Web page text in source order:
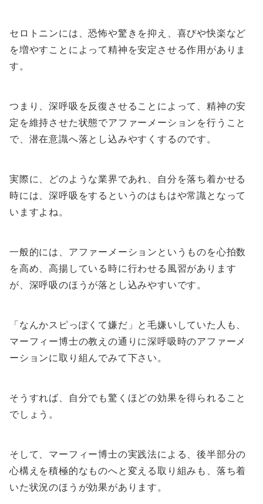
セロトニンには、恐怖や驚きを抑え、喜びや快楽など
を増やすことによって精神を安定させる作用がありま
す。
つまり、深呼吸を反復させることによって、精神の安
定を維持させた状態でアファーメーションを行うこと
で、潜在意識へ落とし込みやすくするのです。
実際に、どのような業界であれ、自分を落ち着かせる
時には、深呼吸をするというのはもはや常識となって
いますよね。
一般的には、アファーメーションというものを心拍数
を高め、高揚している時に行わせる風習があります
が、深呼吸のほうが落とし込みやすいです。
「なんかスピっぽくて嫌だ」と毛嫌いしていた人も、
マーフィー博士の教えの通りに深呼吸時のアファーメ
ーションに取り組んでみて下さい。
そうすれば、自分でも驚くほどの効果を得られること
でしょう。
そして、マーフィー博士の実践法による、後半部分の
心構えを積極的なものへと変える取り組みも、落ち着
いた状況のほうが効果があります。